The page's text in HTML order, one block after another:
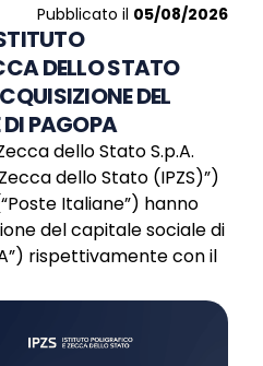
Pubblicato il 05/08/2026
DELLO STATO
DEL
PAGOPA
dello Stato S.p.A.
dello Stato (IPZS)”)
Italiane”) hanno
del capitale sociale di
rispettivamente con il